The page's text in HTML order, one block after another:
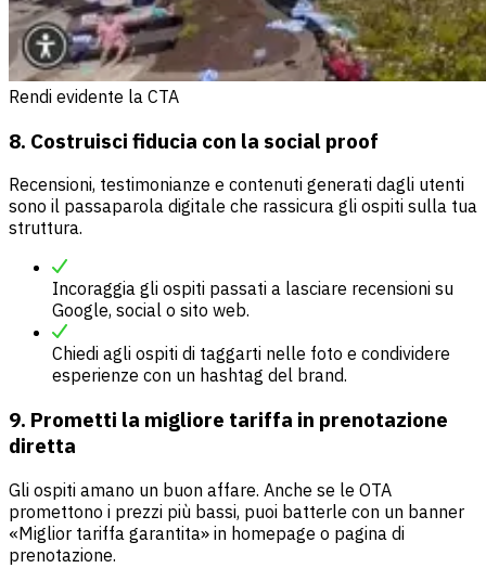
Rendi evidente la CTA
8. Costruisci fiducia con la social proof
Recensioni, testimonianze e contenuti generati dagli utenti
sono il passaparola digitale che rassicura gli ospiti sulla tua
struttura.
Incoraggia gli ospiti passati a lasciare recensioni su
Google, social o sito web.
Chiedi agli ospiti di taggarti nelle foto e condividere
esperienze con un hashtag del brand.
9. Prometti la migliore tariffa in prenotazione
diretta
Gli ospiti amano un buon affare. Anche se le OTA
promettono i prezzi più bassi, puoi batterle con un banner
«Miglior tariffa garantita» in homepage o pagina di
prenotazione.